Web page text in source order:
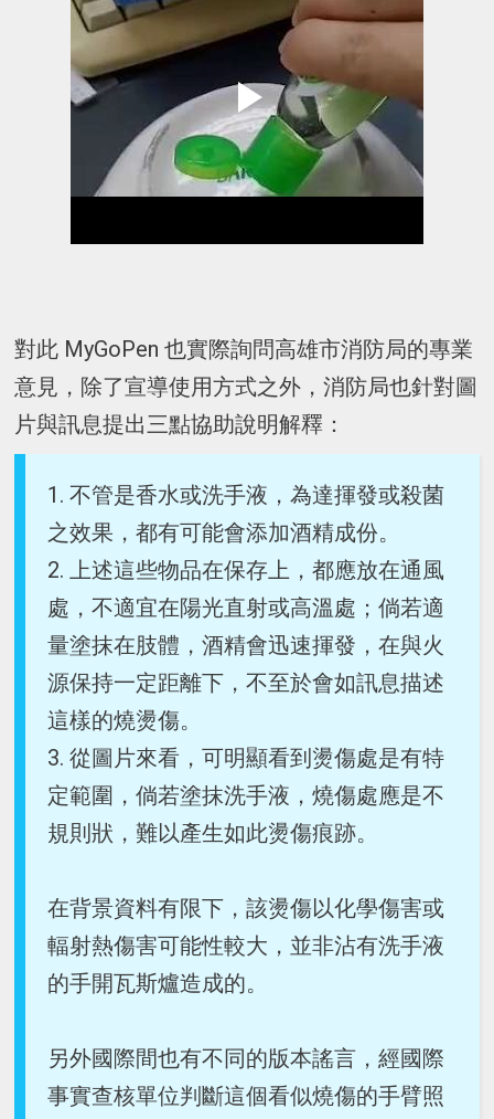
對此 MyGoPen 也實際詢問高雄市消防局的專業
意見，除了宣導使用方式之外，消防局也針對圖
片與訊息提出三點協助說明解釋：
1. 不管是香水或洗手液，為達揮發或殺菌
之效果，都有可能會添加酒精成份。
2. 上述這些物品在保存上，都應放在通風
處，不適宜在陽光直射或高溫處；倘若適
量塗抹在肢體，酒精會迅速揮發，在與火
源保持一定距離下，不至於會如訊息描述
這樣的燒燙傷。
3. 從圖片來看，可明顯看到燙傷處是有特
定範圍，倘若塗抹洗手液，燒傷處應是不
規則狀，難以產生如此燙傷痕跡。
在背景資料有限下，該燙傷以化學傷害或
輻射熱傷害可能性較大，並非沾有洗手液
的手開瓦斯爐造成的。
另外國際間也有不同的版本謠言，經國際
事實查核單位判斷這個看似燒傷的手臂照